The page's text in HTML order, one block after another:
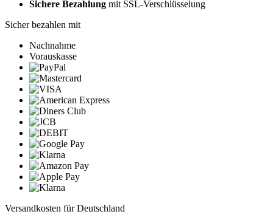
Sichere Bezahlung mit SSL-Verschlüsselung
Sicher bezahlen mit
Nachnahme
Vorauskasse
Versandkosten für Deutschland